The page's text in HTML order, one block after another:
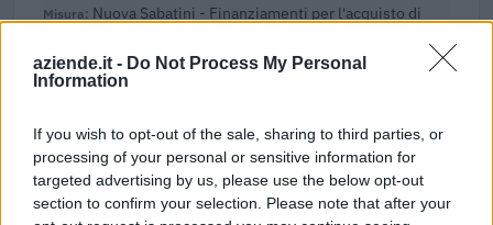
aziende.it - Do Not Process My Personal
Information
If you wish to opt-out of the sale, sharing to third parties, or
processing of your personal or sensitive information for
targeted advertising by us, please use the below opt-out
section to confirm your selection. Please note that after your
Nuova Sabatini - Finanziamenti per l'acquisto di
piccole e medi
Ministero delle Imprese e del Made in Italy -
2.462 euro
2026-03-27
Nuova Sabatini - Finanziamenti per l'acquisto di
nuovi macchinari, impianti e attrezzature da parte delle